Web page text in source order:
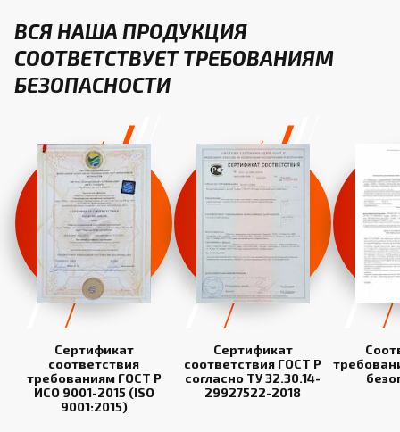
ВСЯ НАША ПРОДУКЦИЯ
СООТВЕТСТВУЕТ ТРЕБОВАНИЯМ
БЕЗОПАСНОСТИ
Сертификат
соответствия
требованиям ГОСТ Р
ИСО 9001-2015 (ISO
9001:2015)
Сертификат
соответствия ГОСТ Р
согласно ТУ 32.30.14-
29927522-2018